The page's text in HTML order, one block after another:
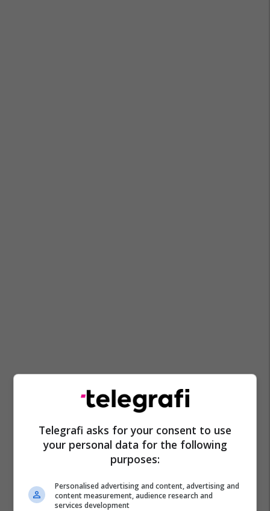
Telegrafi asks for your consent to use
your personal data for the following
purposes:
Personalised advertising and content, advertising and
content measurement, audience research and
services development